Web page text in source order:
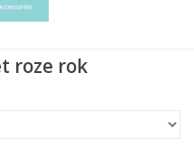
roze rok